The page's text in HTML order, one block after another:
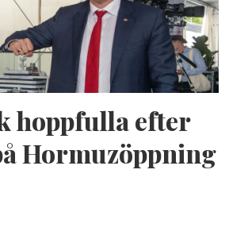
hoppfulla efter
Hormuzöppning